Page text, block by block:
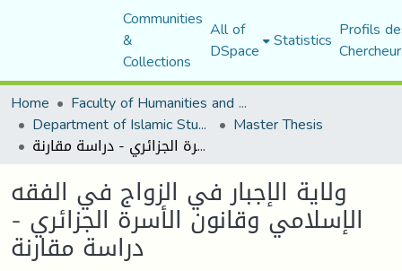
Communities
&
Collections
All of
DSpace Statistics Profils
Home
Faculty of Humanities and Social Sciences
Department of Islamic Studies Master Thesis
ولاية الإجبار في الزواج في الفقه الإسلامي وقانون الأسرة الجزائري - دراسة مقارنة
ولاية الإجبار في الزواج في الفقه
الإسلامي وقانون الأسرة الجزائري -
دراسة مقارنة